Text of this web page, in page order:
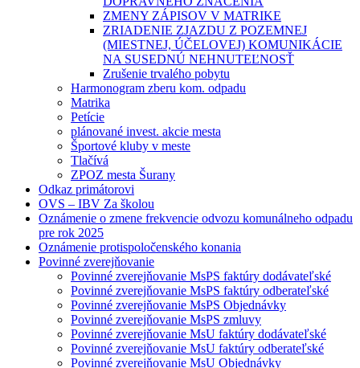
ZMENY ZÁPISOV V MATRIKE
ZRIADENIE ZJAZDU Z POZEMNEJ
(MIESTNEJ, ÚČELOVEJ) KOMUNIKÁCIE
NA SUSEDNÚ NEHNUTEĽNOSŤ
Zrušenie trvalého pobytu
Harmonogram zberu kom. odpadu
Matrika
Petície
plánované invest. akcie mesta
Športové kluby v meste
Tlačívá
ZPOZ mesta Šurany
Odkaz primátorovi
OVS – IBV Za školou
Oznámenie o zmene frekvencie odvozu komunálneho odpadu
pre rok 2025
Oznámenie protispoločenského konania
Povinné zverejňovanie
Povinné zverejňovanie MsPS faktúry dodávateľské
Povinné zverejňovanie MsPS faktúry odberateľské
Povinné zverejňovanie MsPS Objednávky
Povinné zverejňovanie MsPS zmluvy
Povinné zverejňovanie MsU faktúry dodávateľské
Povinné zverejňovanie MsU faktúry odberateľské
Povinné zverejňovanie MsU Objednávky